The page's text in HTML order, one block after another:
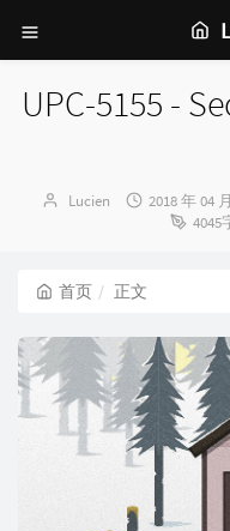
UPC-5155 -
博
Lucien
发
2018 年 04
4045
首页 正文